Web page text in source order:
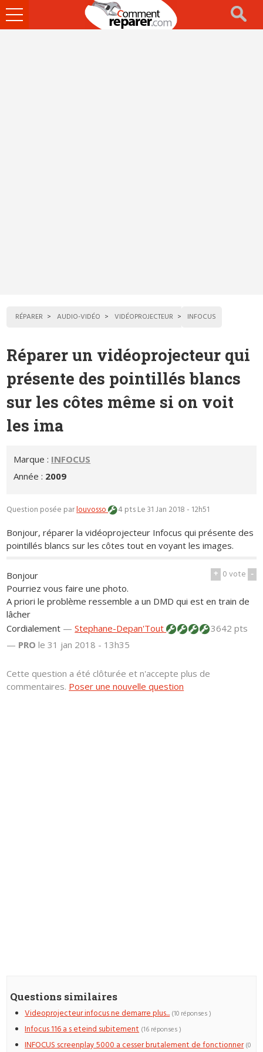
Ouvrir
le
RÉPARER AUDIO-VIDÉO VIDÉOPROJECTEUR INFOCUS
Réparer un vidéoprojecteur qui
présente des pointillés blancs
sur les côtes même si on voit
les ima
Marque : INFOCUS
Année : 2009
Question posée parlouvosso 4 ptsLe 31 Jan 2018 - 12h51
Bonjour, réparer la vidéoprojecteur Infocus qui présente des
pointillés blancs sur les côtes tout en voyant les images.
+ 0vote -
Bonjour
Pourriez vous faire une photo.
A priori le problème ressemble a un DMD qui est en train de
lâcher
Cordialement —Stephane-Depan'Tout
3642 pts
— PRO le 31 jan 2018 - 13h35
Cette question a été clôturée et n'accepte plus de
commentaires. Poser une nouvelle question
Questions similaires
Videoprojecteur infocus ne demarre plus... (10 réponses )
Infocus 116 a s eteind subitement (16 réponses )
INFOCUS screenplay 5000 a cesser brutalement de fonctionner (0